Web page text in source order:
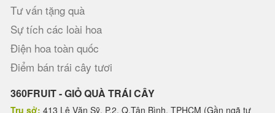
Tư vấn tặng quà
Sự tích các loài hoa
Điện hoa toàn quốc
Điểm bán trái cây tươi
360FRUIT - GIỎ QUÀ TRÁI CÂY
Trụ sở: 413 Lê Văn Sỹ, P.2, Q.Tân Bình, TPHCM (Gần ngã tư